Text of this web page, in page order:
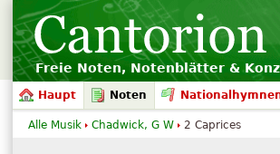
Freie Noten, Notenblätter &
Haupt Noten
Alle Musik Chadwick, G W 2 Caprices